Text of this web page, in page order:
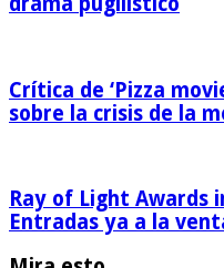
Crítica de ‘Pizza
sobre la crisis de la
Ray of Light Awards
Entradas ya a la